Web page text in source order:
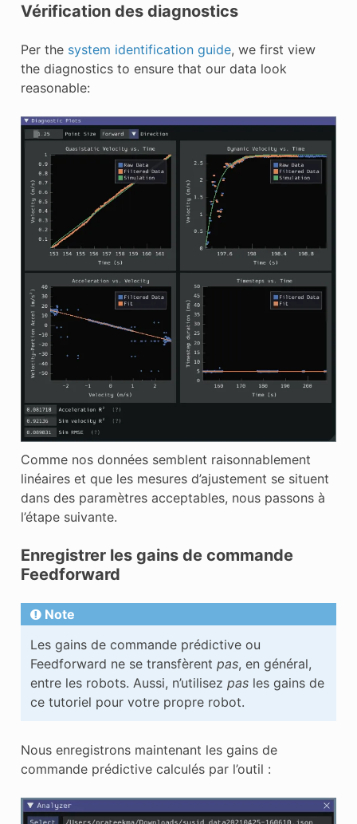
Vérification des diagnostics
Per the system identification guide, we first view
the diagnostics to ensure that our data look
reasonable:
Comme nos données semblent raisonnablement
linéaires et que les mesures d’ajustement se situent
dans des paramètres acceptables, nous passons à
l’étape suivante.
Enregistrer les gains de commande
Feedforward
Note
Les gains de commande prédictive ou
Feedforward ne se transfèrent pas, en général,
entre les robots. Aussi, n’utilisez pasles gains de
ce tutoriel pour votre propre robot.
Nous enregistrons maintenant les gains de
commande prédictive calculés par l’outil :